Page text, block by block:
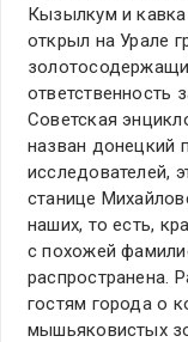
Кызылкум и
открыл на Урале
ответственность
Советская
назван донецкий
исследователей,
станице
наших, то есть,
с похожей
распространена.
гостям города о
мышьяковистых